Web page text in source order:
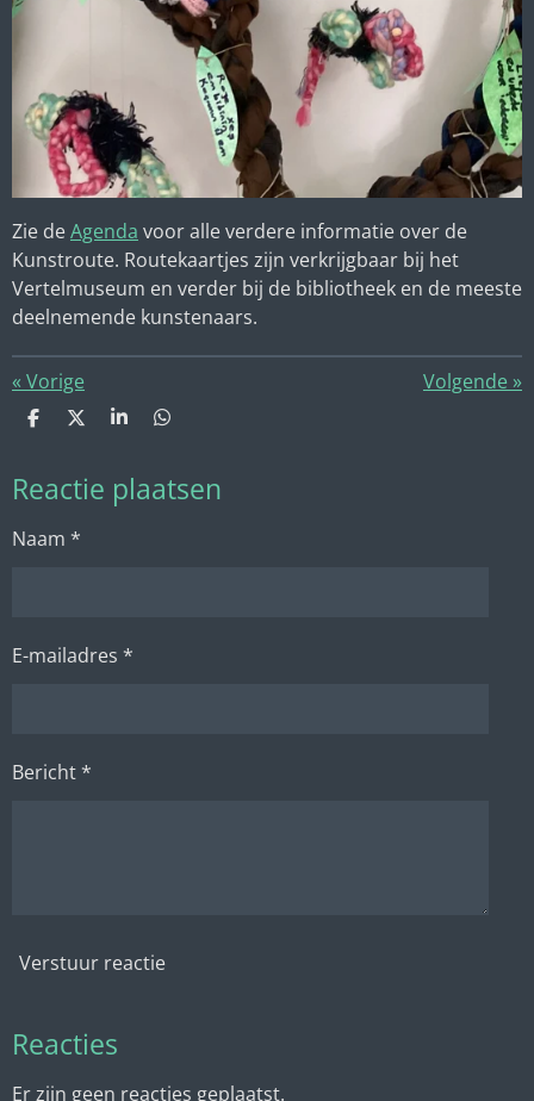
Zie deAgenda voor alle verdere informatie over de
Kunstroute. Routekaartjes zijn verkrijgbaar bij het
Vertelmuseum en verder bij de bibliotheek en de meeste
deelnemende kunstenaars.
« Vorige Volgende »
D
e
n
D
l
S
r
e
D
e
n
Reactie plaatsen
Naam *
E-mailadres *
Bericht *
Verstuur reactie
Reacties
Er zijn geen reacties geplaatst.